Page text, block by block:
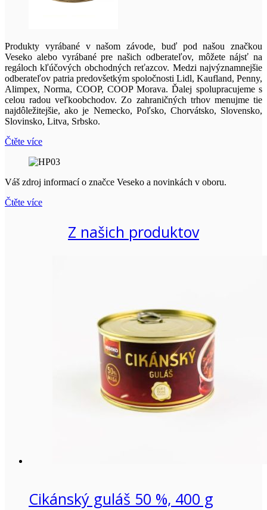
Produkty vyrábané v našom závode, buď pod našou značkou
Veseko alebo vyrábané pre našich odberateľov, môžete nájsť na
regáloch kľúčových obchodných reťazcov. Medzi najvýznamnejšie
odberateľov patria predovšetkým spoločnosti Lidl, Kaufland, Penny,
Alimpex, Norma, COOP, COOP Morava. Ďalej spolupracujeme s
celou radou veľkoobchodov. Zo zahraničných trhov menujme tie
najdôležitejšie, ako je Nemecko, Poľsko, Chorvátsko, Slovensko,
Slovinsko, Litva, Srbsko.
Čtěte více
Váš zdroj informací o značce Veseko a novinkách v oboru.
Čtěte více
Z našich produktov
Cikánský guláš 50 %, 400 g